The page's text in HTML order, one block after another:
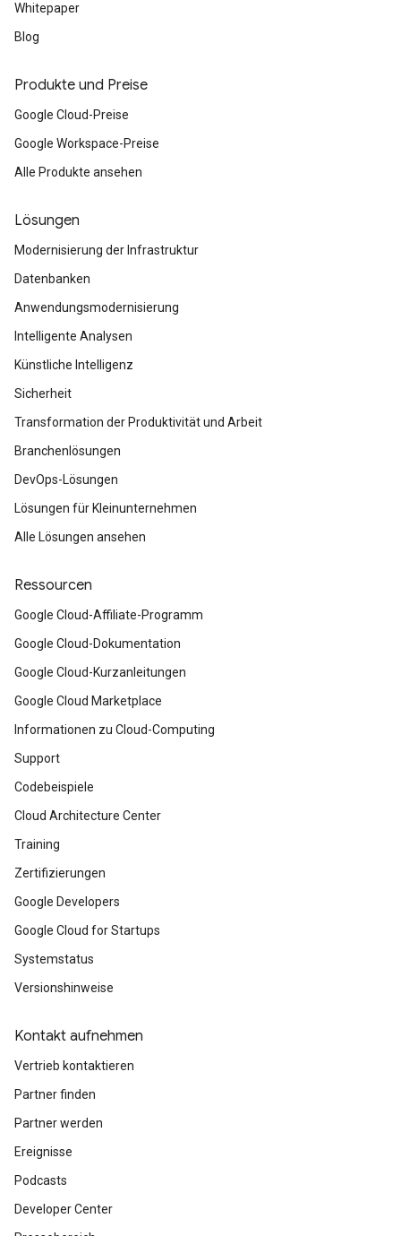
Whitepaper
Blog
Produkte und Preise
Google Cloud-Preise
Google Workspace-Preise
Alle Produkte ansehen
Lösungen
Modernisierung der Infrastruktur
Datenbanken
Anwendungsmodernisierung
Intelligente Analysen
Künstliche Intelligenz
Sicherheit
Transformation der Produktivität und Arbeit
Branchenlösungen
DevOps-Lösungen
Lösungen für Kleinunternehmen
Alle Lösungen ansehen
Ressourcen
Google Cloud-Affiliate-Programm
Google Cloud-Dokumentation
Google Cloud-Kurzanleitungen
Google Cloud Marketplace
Informationen zu Cloud-Computing
Support
Codebeispiele
Cloud Architecture Center
Training
Zertifizierungen
Google Developers
Google Cloud for Startups
Systemstatus
Versionshinweise
Kontakt aufnehmen
Vertrieb kontaktieren
Partner finden
Partner werden
Ereignisse
Podcasts
Developer Center